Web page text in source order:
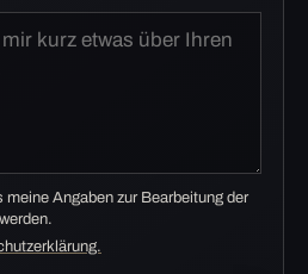
meine Angaben zur Bearbeitung der